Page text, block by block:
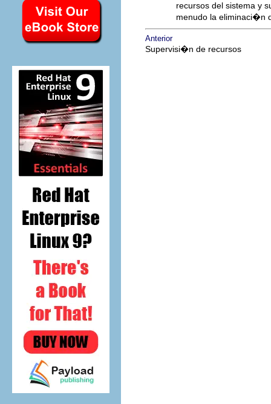
recursos del sistema y
menudo la eliminaci�n
Anterior
Supervisi�n de recursos